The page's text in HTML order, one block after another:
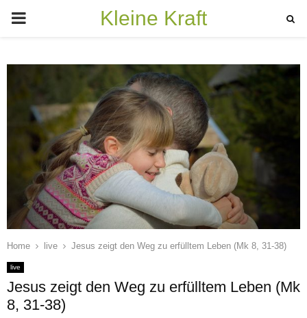
PRIMARY
Kleine Kraft
Home live Jesus zeigt den Weg zu erfülltem Leben (Mk 8, 31-38)
live
Jesus zeigt den Weg zu erfülltem Leben (Mk
8, 31-38)